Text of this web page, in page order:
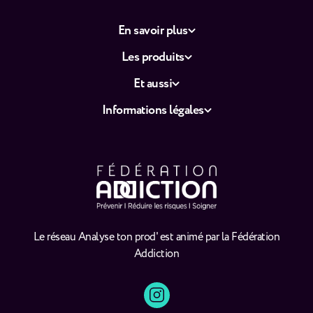
Le réseau Analyse ton prod' est animé par la Fédération
Addiction
En savoir plus
Les produits
Et aussi
Informations légales